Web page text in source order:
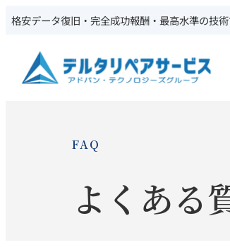
格安データ復旧・完全成功報酬・最高水準の技
FAQ
よくある